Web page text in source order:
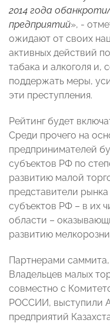
2014 года
предприятий», -
ожидают от своих
активных действий
табака и алкоголя и,
поддержать меры,
эти преступления.
Рейтинг будет
Среди прочего на
предпринимателей
субъектов РФ по
развитию малой
представители
субъектов РФ – в их
области –
развитию
Партнерами
Владельцев малых
совместно с
РОССИИ, выступили
предприятий